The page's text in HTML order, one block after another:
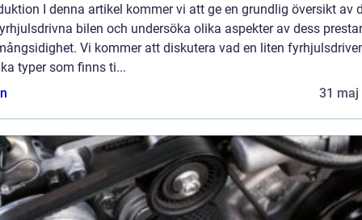
I denna artikel kommer vi att ge en grundlig översikt av
bilen och undersöka olika aspekter av dess
Vi kommer att diskutera vad en liten
typer som finns ti...
31 maj